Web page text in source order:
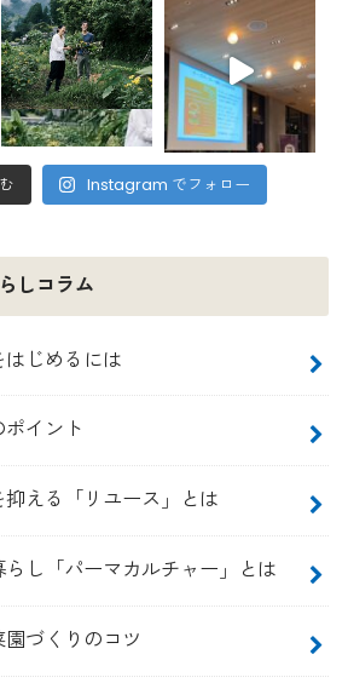
Instagram でフォロー
しコラム
はじめるには
ポイント
える「リユース」とは
し「パーマカルチャー」とは
づくりのコツ